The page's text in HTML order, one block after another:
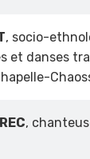
, socio-
et danses
,